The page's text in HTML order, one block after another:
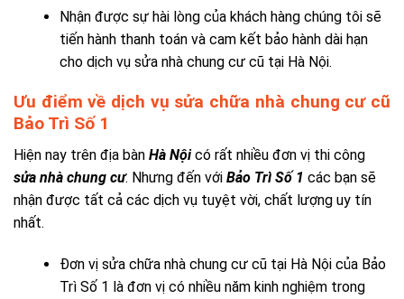
Nhận được sự hài lòng của khách hàng chúng tôi sẽ
tiến hành thanh toán và cam kết bảo hành dài hạn
cho dịch vụ sửa nhà chung cư cũ tại Hà Nội.
Ưu điểm về dịch vụ sửa chữa nhà chung cư cũ
Bảo Trì Số 1
Hiện nay trên địa bàn Hà Nộicó rất nhiều đơn vị thi công
sửa nhà chung cư. Nhưng đến với Bảo Trì Số 1 các bạn sẽ
nhận được tất cả các dịch vụ tuyệt vời, chất lượng uy tín
nhất.
Đơn vị sửa chữa nhà chung cư cũ tại Hà Nội của Bảo
Trì Số 1 là đơn vị có nhiều năm kinh nghiệm trong